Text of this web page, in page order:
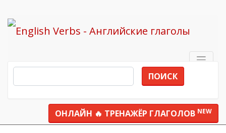
ПОИСК
ОНЛАЙН 🔥 ТРЕНАЖЁР ГЛАГОЛОВ NEW